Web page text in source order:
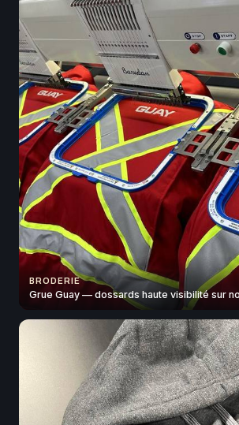
BRODERIE
Grue Guay — dossards haute visibilité sur